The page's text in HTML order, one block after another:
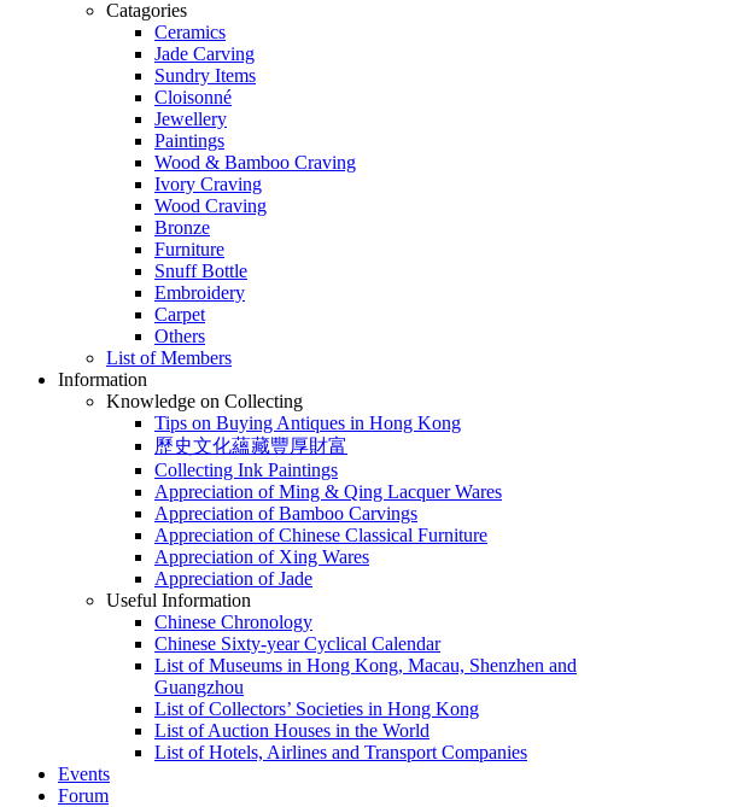
Catagories
Ceramics
Jade Carving
Sundry Items
Cloisonné
Jewellery
Paintings
Wood & Bamboo Craving
Ivory Craving
Wood Craving
Bronze
Furniture
Snuff Bottle
Embroidery
Carpet
Others
List of Members
Information
Knowledge on Collecting
Tips on Buying Antiques in Hong Kong
歷史文化蘊藏豐厚財富
Collecting Ink Paintings
Appreciation of Ming & Qing Lacquer Wares
Appreciation of Bamboo Carvings
Appreciation of Chinese Classical Furniture
Appreciation of Xing Wares
Appreciation of Jade
Useful Information
Chinese Chronology
Chinese Sixty-year Cyclical Calendar
List of Museums in Hong Kong, Macau, Shenzhen and
Guangzhou
List of Collectors’ Societies in Hong Kong
List of Auction Houses in the World
List of Hotels, Airlines and Transport Companies
Events
Forum